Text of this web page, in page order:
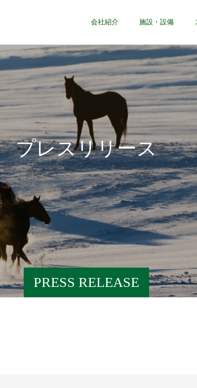
会社紹介 施設・設備
PRESS RELEASE
プレスリリース